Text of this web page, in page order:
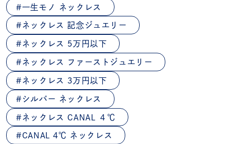
一生モノ ネックレス
ネックレス 記念ジュエリー
ネックレス 5万円以下
ネックレス ファーストジュエリー
ネックレス 3万円以下
シルバー ネックレス
ネックレス CANAL ４℃
CANAL 4℃ ネックレス